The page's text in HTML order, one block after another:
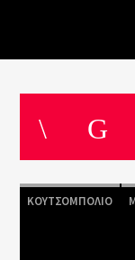
Title
ΚΟΥΤΣΟΜΠΟΛΙΌ